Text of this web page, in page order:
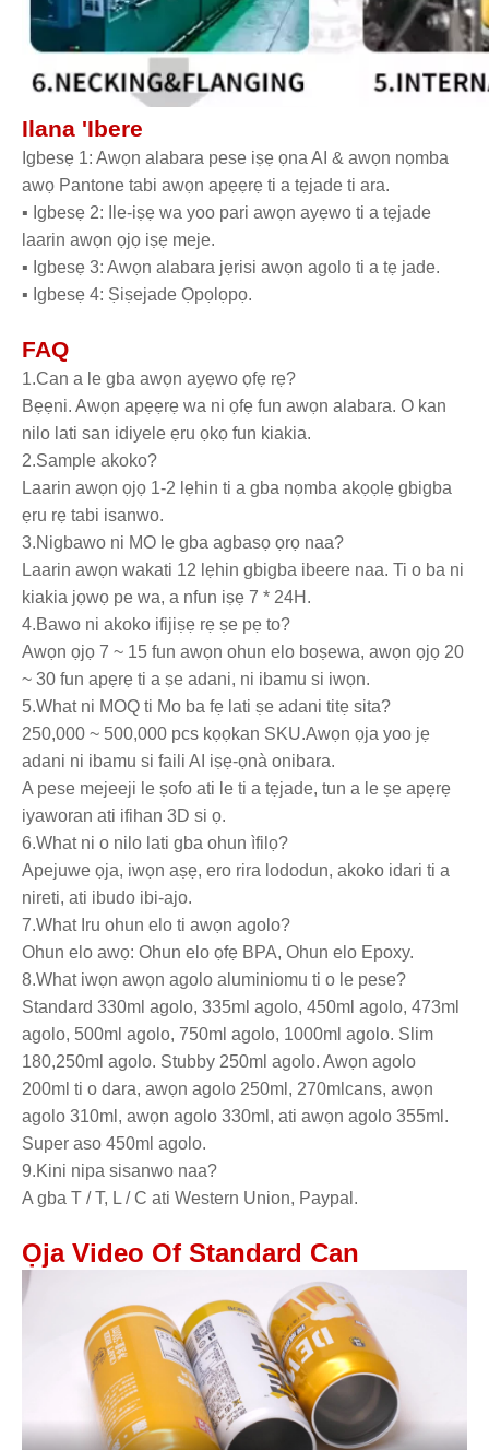
Ilana 'Ibere
Igbesẹ 1: Awọn alabara pese iṣẹ ọna AI & awọn nọmba
awọ Pantone tabi awọn apẹẹrẹ ti a tẹjade ti ara.
▪ Igbesẹ 2: Ile-iṣẹ wa yoo pari awọn ayẹwo ti a tẹjade
laarin awọn ọjọ iṣẹ meje.
▪ Igbesẹ 3: Awọn alabara jẹrisi awọn agolo ti a tẹ jade.
▪ Igbesẹ 4: Ṣiṣejade Ọpọlọpọ.
FAQ
1.Can a le gba awọn ayẹwo ọfẹ rẹ?
Bẹẹni. Awọn apẹẹrẹ wa ni ọfẹ fun awọn alabara. O kan
nilo lati san idiyele ẹru ọkọ fun kiakia.
2.Sample akoko?
Laarin awọn ọjọ 1-2 lẹhin ti a gba nọmba akọọlẹ gbigba
ẹru rẹ tabi isanwo.
3.Nigbawo ni MO le gba agbasọ ọrọ naa?
Laarin awọn wakati 12 lẹhin gbigba ibeere naa. Ti o ba ni
kiakia jọwọ pe wa, a nfun iṣẹ 7 * 24H.
4.Bawo ni akoko ifijiṣẹ rẹ ṣe pẹ to?
Awọn ọjọ 7 ~ 15 fun awọn ohun elo boṣewa, awọn ọjọ 20
~ 30 fun apẹrẹ ti a ṣe adani, ni ibamu si iwọn.
5.What ni MOQ ti Mo ba fẹ lati ṣe adani titẹ sita?
250,000 ~ 500,000 pcs kọọkan SKU.Awọn ọja yoo jẹ
adani ni ibamu si faili AI iṣẹ-ọnà onibara.
A pese mejeeji le ṣofo ati le ti a tẹjade, tun a le ṣe apẹrẹ
iyaworan ati ifihan 3D si ọ.
6.What ni o nilo lati gba ohun ìfilọ?
Apejuwe ọja, iwọn aṣẹ, ero rira lododun, akoko idari ti a
nireti, ati ibudo ibi-ajo.
7.What Iru ohun elo ti awọn agolo?
Ohun elo awọ: Ohun elo ọfẹ BPA, Ohun elo Epoxy.
8.What iwọn awọn agolo aluminiomu ti o le pese?
Standard 330ml agolo, 335ml agolo, 450ml agolo, 473ml
agolo, 500ml agolo, 750ml agolo, 1000ml agolo. Slim
180,250ml agolo. Stubby 250ml agolo. Awọn agolo
200ml ti o dara, awọn agolo 250ml, 270mlcans, awọn
agolo 310ml, awọn agolo 330ml, ati awọn agolo 355ml.
Super aso 450ml agolo.
9.Kini nipa sisanwo naa?
A gba T / T, L / C ati Western Union, Paypal.
Ọja Video Of Standard Can